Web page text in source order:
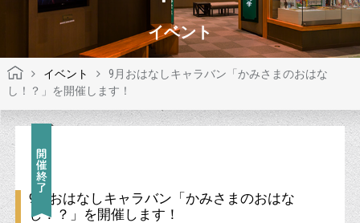
イベント
イベント
9月おはなしキャラバン「かみさまのおはな
し！？」を開催します！
9月おはなしキャラバン「かみさまのおはな
し！？」を開催します！